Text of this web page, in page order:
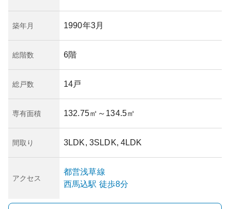
築年月 1990年3月
総階数 6階
総戸数 14戸
専有面積 132.75㎡ ～134.5㎡
間取り 3LDK, 3SLDK, 4LDK
アクセス
都営浅草線
西馬込駅 徒歩8分